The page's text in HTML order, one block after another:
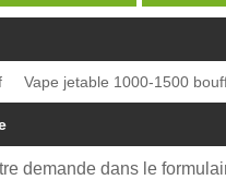
Vape jetable 1000-1500
demande dans le